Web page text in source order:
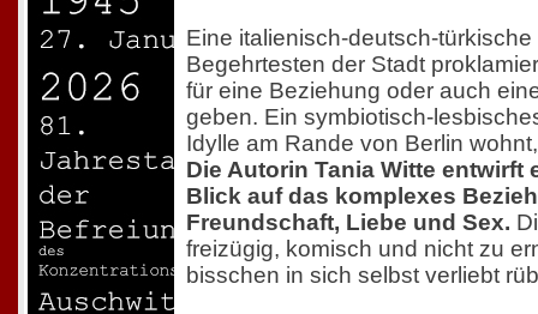
Eine italienisch-deutsch-
Begehrtesten der Stadt
für eine Beziehung oder auch
geben. Ein symbiotisch-
Idylle am Rande von Berlin
Die Autorin Tania Witte entwirft
Blick auf das komplexes
Freundschaft, Liebe und Sex.
freizügig, komisch und nicht zu
bisschen in sich selbst verliebt